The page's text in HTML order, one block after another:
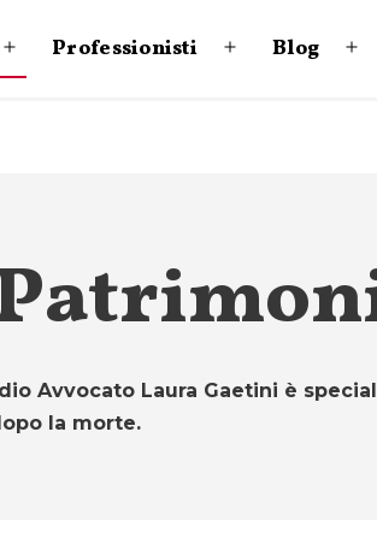
Apri
menu
Professionisti
Apri
Blog
Apri
Avvocato Laura Gaetini è
la morte.